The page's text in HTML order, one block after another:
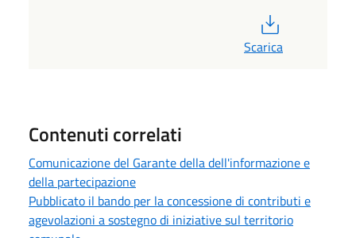
Scarica
Contenuti correlati
Comunicazione del Garante della dell'informazione e
della partecipazione
Pubblicato il bando per la concessione di contributi e
agevolazioni a sostegno di iniziative sul territorio